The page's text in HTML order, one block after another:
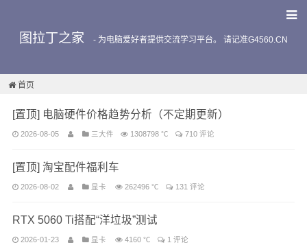
图拉丁之家 - 为电脑爱好者提供交流学习平台。 请记准G4560.CN
首页
[置顶] 电脑硬件价格趋势分析（不定期更新）
2026-08-05 三大件 1308798 ℃ 710 评论
[置顶] 淘宝配件福利车
2026-08-02 显卡 262496 ℃ 131 评论
RTX 5060 Ti搭配“洋垃圾”测试
2026-01-23 显卡 4160 ℃ 1 评论